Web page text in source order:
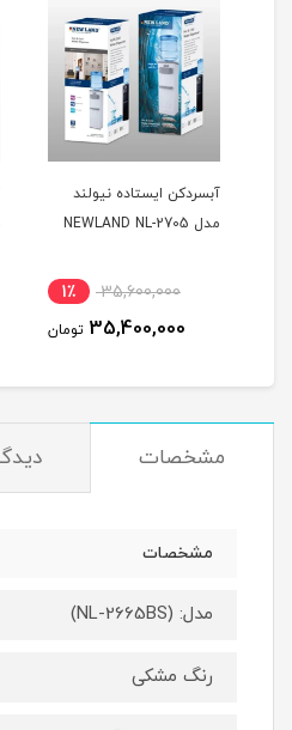
آبسردکن ایستاده نیولند
مدل NEWLAND NL-2705
35,600,000 1٪
35,400,000 تومان
مشخصات
مشخصات
مدل: (NL-2665BS)
رنگ مشکی